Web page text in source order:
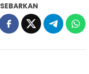
SEBARKAN